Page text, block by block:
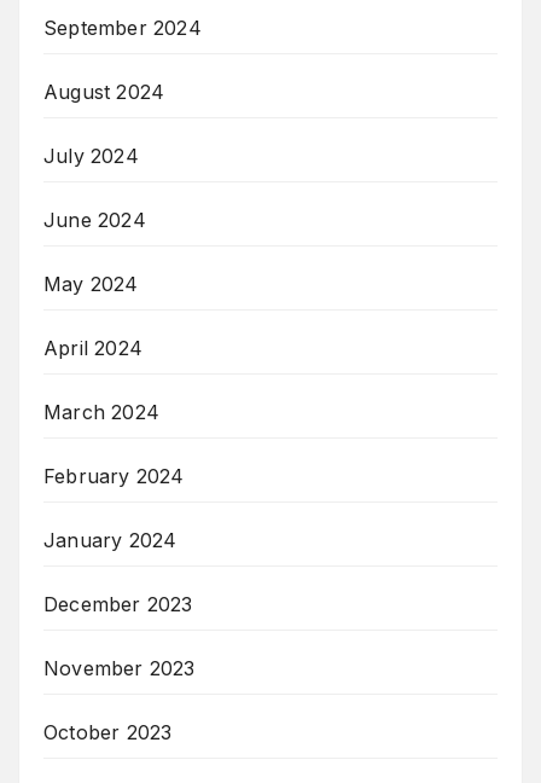
September 2024
August 2024
July 2024
June 2024
May 2024
April 2024
March 2024
February 2024
January 2024
December 2023
November 2023
October 2023